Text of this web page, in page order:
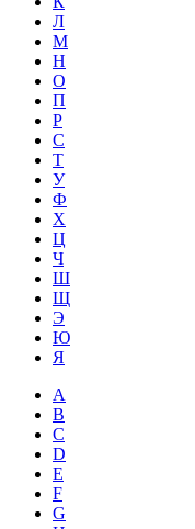
Л
М
Н
О
П
Р
С
Т
У
Ф
Х
Ц
Ч
Ш
Щ
Э
Ю
Я
A
B
C
D
E
F
G